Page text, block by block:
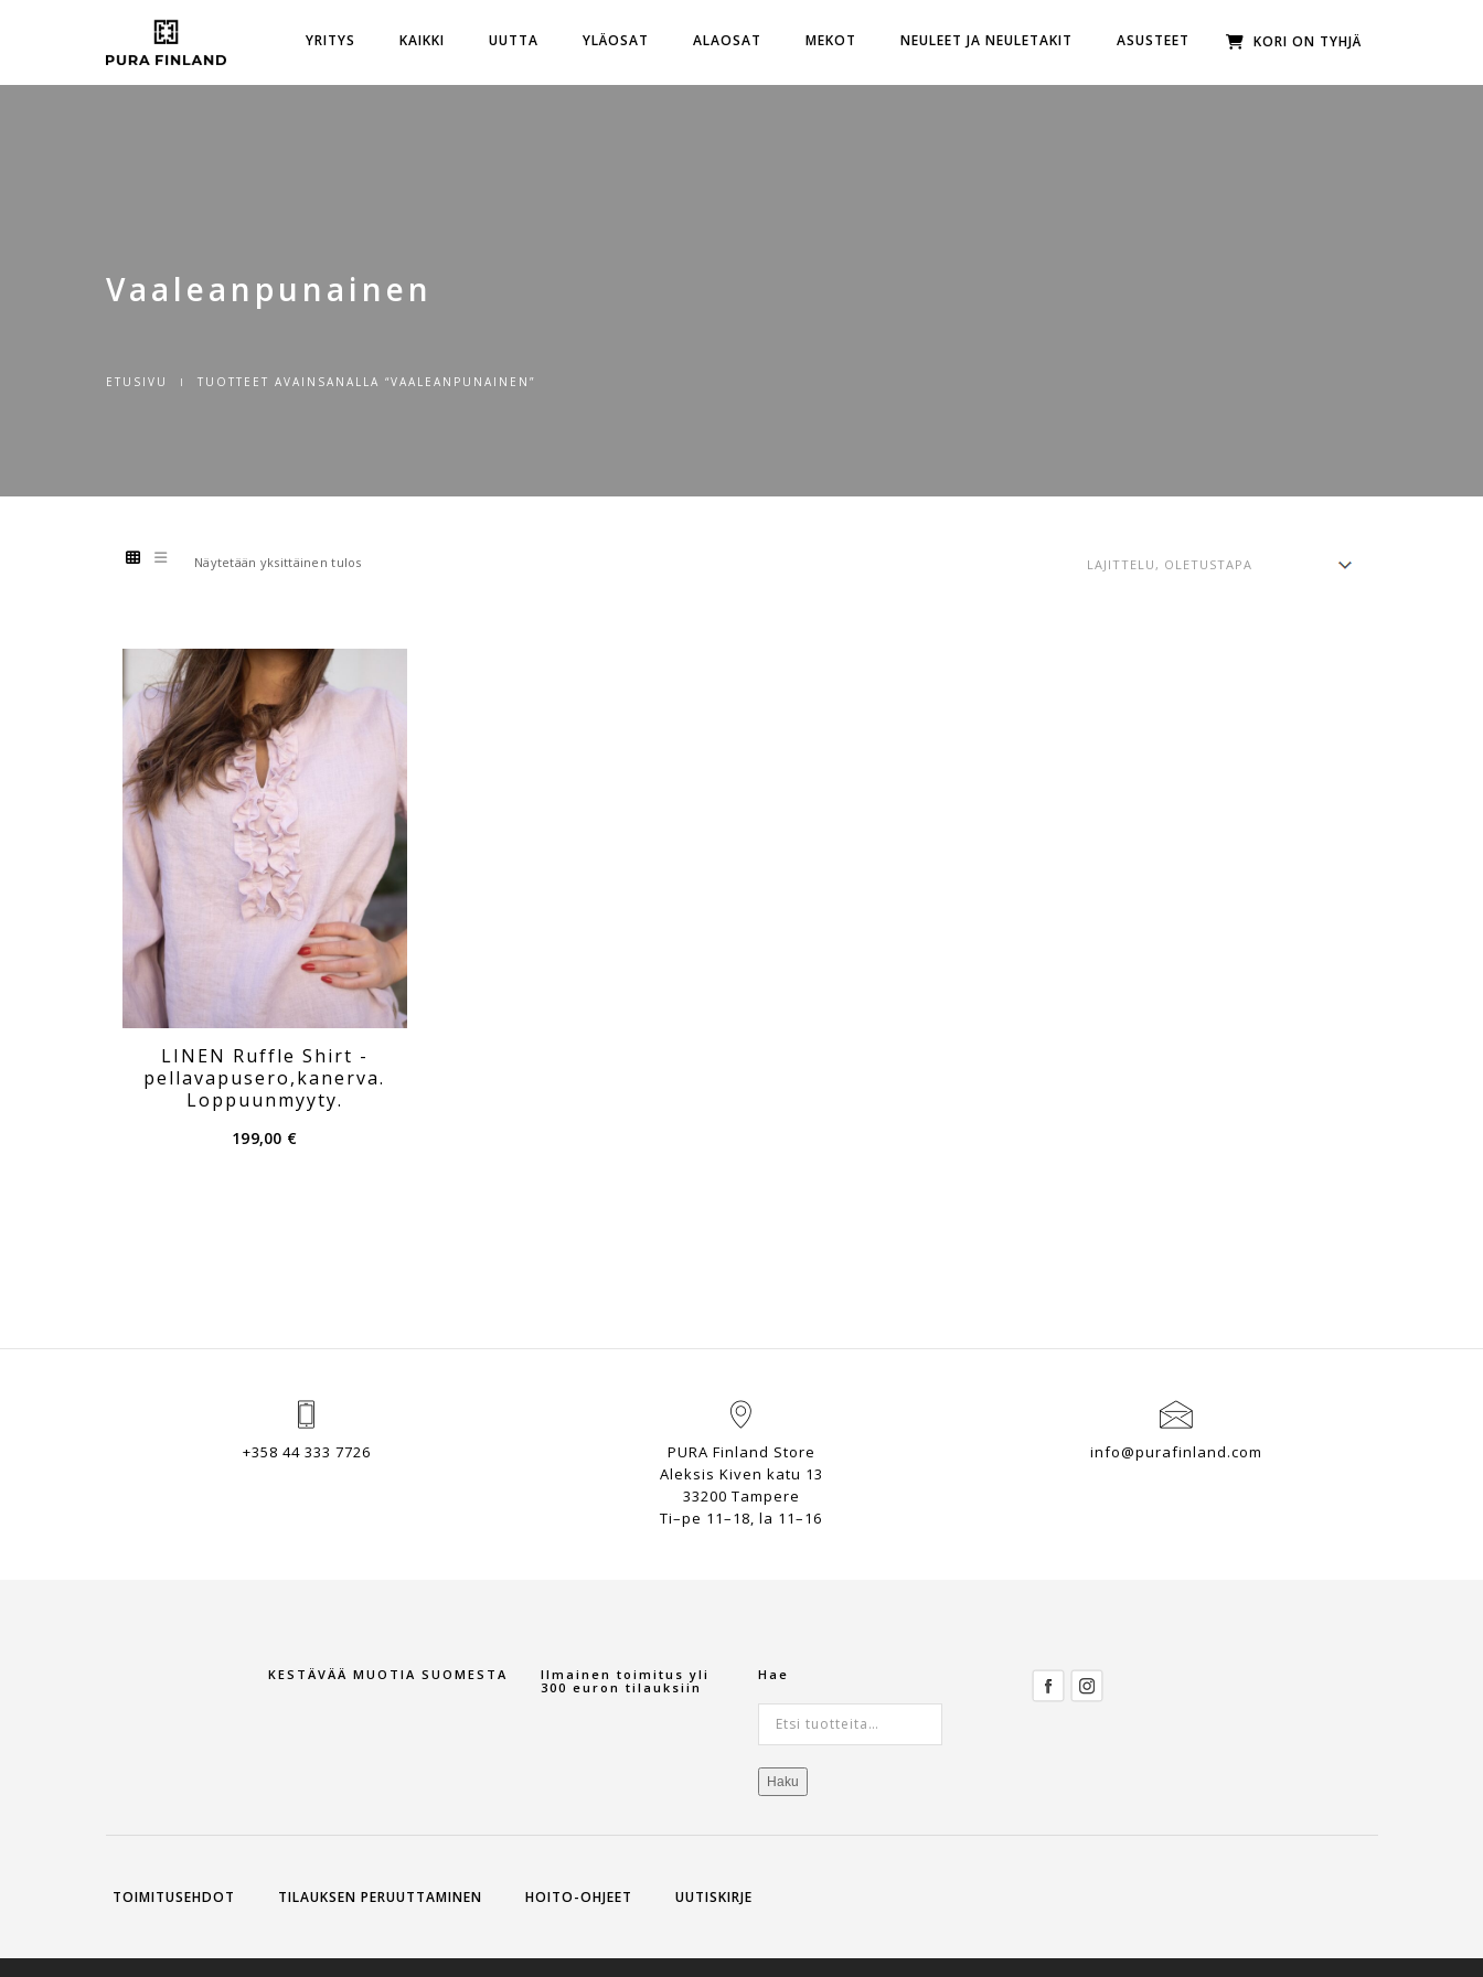
YRITYS KAIKKI UUTTA YLÄOSAT ALAOSAT MEKOT NEULEET JA NEULETAKIT ASUSTEET KORI ON TYHJÄ
Vaaleanpunainen
ETUSIVU TUOTTEET AVAINSANALLA “VAALEANPUNAINEN”
Näytetään yksittäinen tulos
LINEN Ruffle Shirt -
pellavapusero,kanerva.
Loppuunmyyty.
199,00 €
+358 44 333 7726
PURA Finland Store
Aleksis Kiven katu 13
33200 Tampere
Ti–pe 11–18, la 11–16
info@purafinland.com
KESTÄVÄÄ MUOTIA SUOMESTA
Ilmainen toimitus yli
300 euron tilauksiin
Hae
Haku
TOIMITUSEHDOT TILAUKSEN PERUUTTAMINEN HOITO-OHJEET UUTISKIRJE